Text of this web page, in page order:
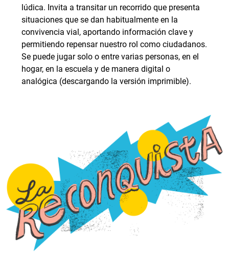
lúdica. Invita a transitar un recorrido que presenta
situaciones que se dan habitualmente en la
convivencia vial, aportando información clave y
permitiendo repensar nuestro rol como ciudadanos.
Se puede jugar solo o entre varias personas, en el
hogar, en la escuela y de manera digital o
analógica (descargando la versión imprimible).